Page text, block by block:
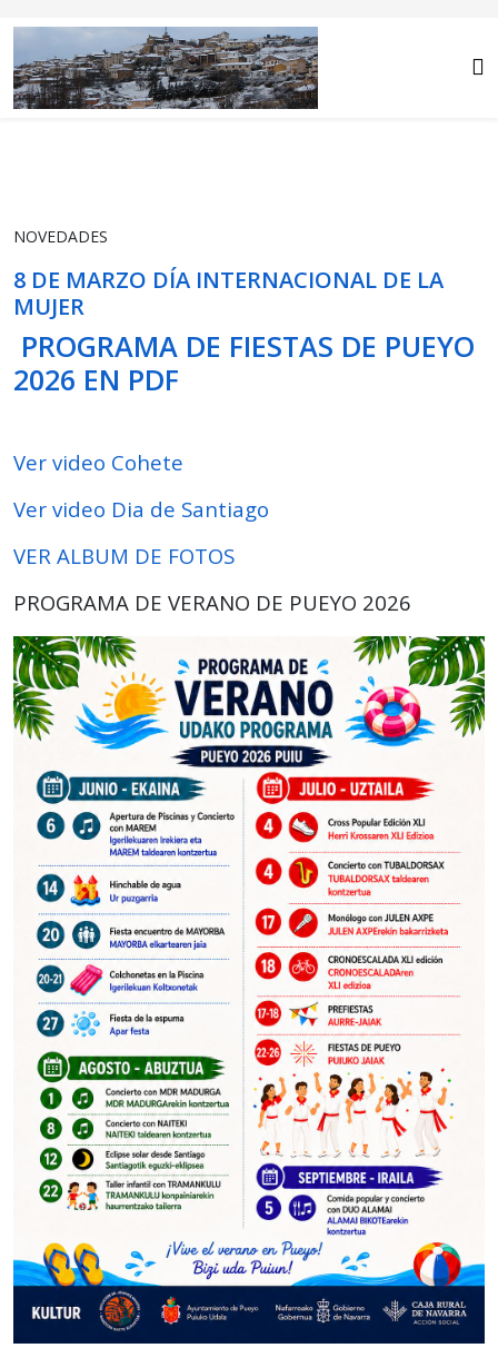
NOVEDADES
8 DE MARZO DÍA INTERNACIONAL DE LA
MUJER
PROGRAMA DE FIESTAS DE PUEYO
2026 EN PDF
Ver video Cohete
Ver video Dia de Santiago
VER ALBUM DE FOTOS
PROGRAMA DE VERANO DE PUEYO 2026